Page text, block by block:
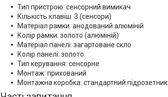
Тип пристрою: сенсорний вимикач
Кількість клавіш: 3 (сенсори)
Матеріал рамки: анодований алюміній
Колір рамки: золото (алюміній)
Матеріал панелі: загартоване скло
Колір панелі: золото
Тип керування: сенсорне
Монтаж: прихований
Монтажна коробка: стандартний підрозетник